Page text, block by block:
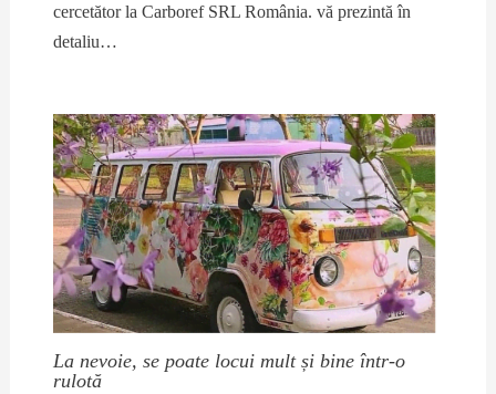
cercetător la Carboref SRL România. vă prezintă în
detaliu…
La nevoie, se poate locui mult și bine într-o
rulotă